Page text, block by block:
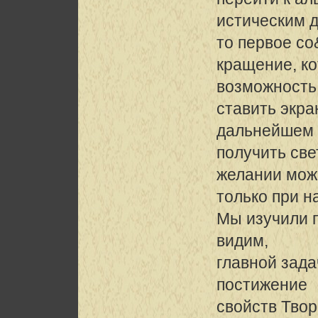
истическим
то первое
кращение,
ставить
дальнейшем
получить
желании
только при
Мы изучили
видим,
главной
постижение
свойств